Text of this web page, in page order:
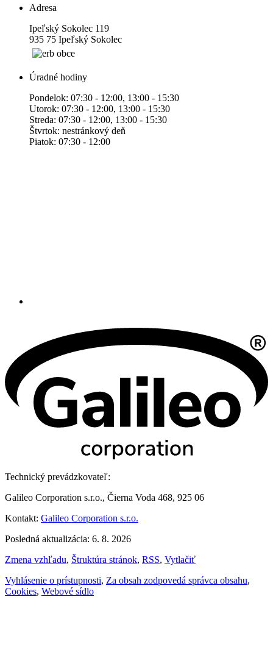
Adresa
Ipeľský Sokolec 119
935 75 Ipeľský Sokolec
Úradné hodiny
Pondelok: 07:30 - 12:00, 13:00 - 15:30
Utorok: 07:30 - 12:00, 13:00 - 15:30
Streda: 07:30 - 12:00, 13:00 - 15:30
Štvrtok: nestránkový deň
Piatok: 07:30 - 12:00
Technický prevádzkovateľ:
Galileo Corporation s.r.o., Čierna Voda 468, 925 06
Kontakt: Galileo Corporation s.r.o.
Posledná aktualizácia: 6. 8. 2026
Zmena vzhľadu, Štruktúra stránok, RSS, Vytlačiť
Vyhlásenie o prístupnosti, Za obsah zodpovedá správca obsahu,
Cookies, Webové sídlo